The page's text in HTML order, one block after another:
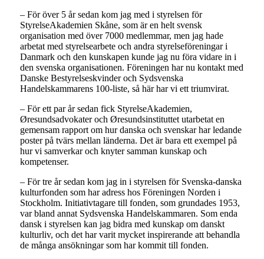
– För över 5 år sedan kom jag med i styrelsen för
StyrelseAkademien Skåne, som är en helt svensk
organisation med över 7000 medlemmar, men jag hade
arbetat med styrelsearbete och andra styrelseföreningar i
Danmark och den kunskapen kunde jag nu föra vidare in i
den svenska organisationen. Föreningen har nu kontakt med
Danske Bestyrelseskvinder och Sydsvenska
Handelskammarens 100-liste, så här har vi ett triumvirat.
– För ett par år sedan fick StyrelseAkademien,
Øresundsadvokater och Øresundsinstituttet utarbetat en
gemensam rapport om hur danska och svenskar har ledande
poster på tvärs mellan länderna. Det är bara ett exempel på
hur vi samverkar och knyter samman kunskap och
kompetenser.
– För tre år sedan kom jag in i styrelsen för Svenska-danska
kulturfonden som har adress hos Föreningen Norden i
Stockholm. Initiativtagare till fonden, som grundades 1953,
var bland annat Sydsvenska Handelskammaren. Som enda
dansk i styrelsen kan jag bidra med kunskap om danskt
kulturliv, och det har varit mycket inspirerande att behandla
de många ansökningar som har kommit till fonden.